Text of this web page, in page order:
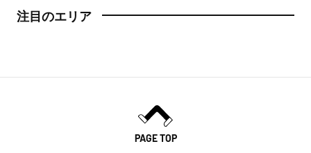
注目のエリア
PAGE TOP